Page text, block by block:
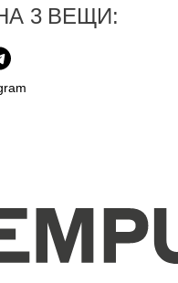
3 ВЕЩИ: